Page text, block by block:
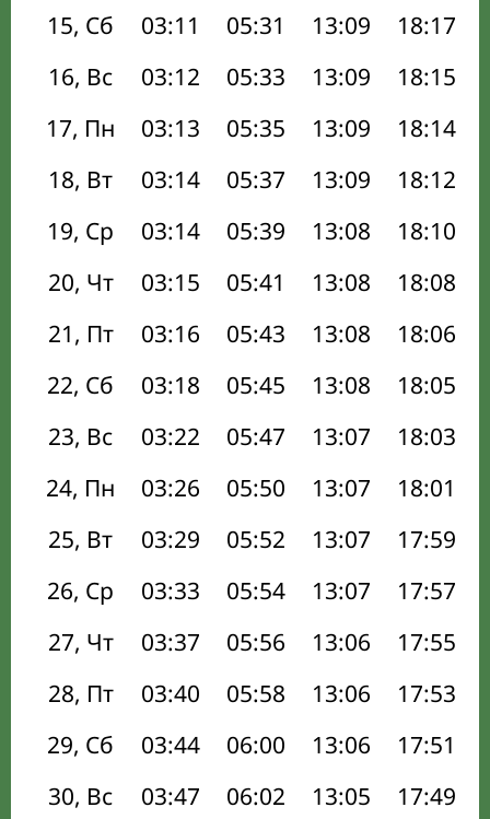
15, Сб
03:11 05:31 13:09 18:17
16, Вс
03:12 05:33 13:09 18:15
17, Пн
03:13 05:35 13:09 18:14
18, Вт
03:14 05:37 13:09 18:12
19, Ср
03:14 05:39 13:08 18:10
20, Чт
03:15 05:41 13:08 18:08
21, Пт
03:16 05:43 13:08 18:06
22, Сб
03:18 05:45 13:08 18:05
23, Вс
03:22 05:47 13:07 18:03
24, Пн
03:26 05:50 13:07 18:01
25, Вт
03:29 05:52 13:07 17:59
26, Ср
03:33 05:54 13:07 17:57
27, Чт
03:37 05:56 13:06 17:55
28, Пт
03:40 05:58 13:06 17:53
29, Сб
03:44 06:00 13:06 17:51
30, Вс
03:47 06:02 13:05 17:49